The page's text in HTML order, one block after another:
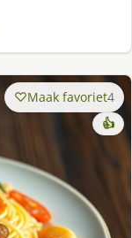
Maak favoriet4
👍